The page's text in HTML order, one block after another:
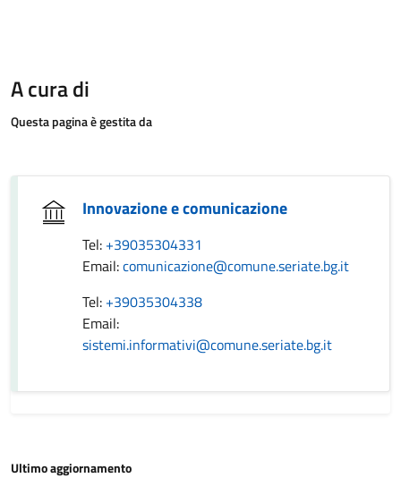
A cura di
Questa pagina è gestita da
Innovazione e comunicazione
Tel: +39035304331
Email:comunicazione@comune.seriate.bg.it
Tel: +39035304338
Email:
sistemi.informativi@comune.seriate.bg.it
Ultimo aggiornamento